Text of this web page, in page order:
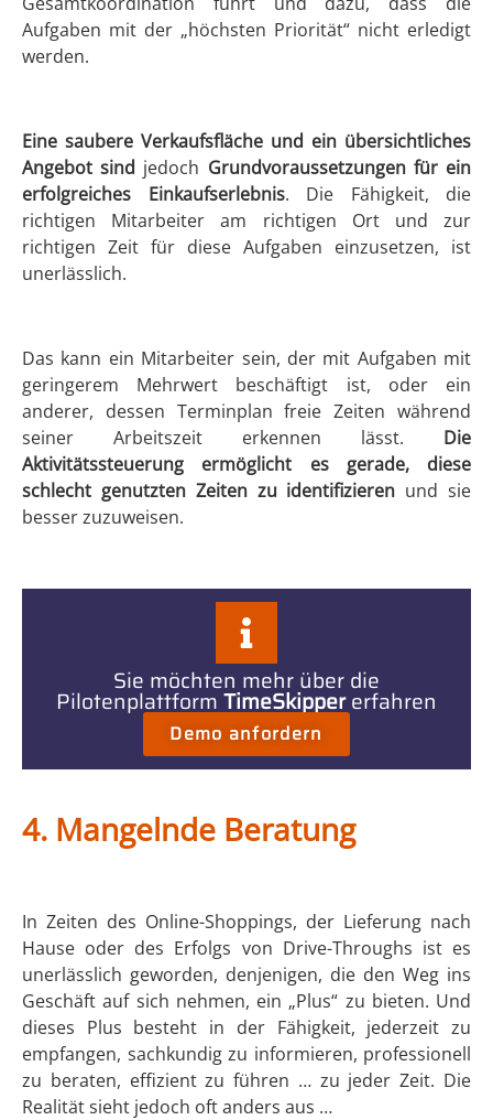
Aufgaben mit der „höchsten Priorität“ nicht erledigt
werden.
Eine saubere Verkaufsfläche und ein übersichtliches
Angebot sind jedoch Grundvoraussetzungen für ein
erfolgreiches Einkaufserlebnis. Die Fähigkeit, die
richtigen Mitarbeiter am richtigen Ort und zur
richtigen Zeit für diese Aufgaben einzusetzen, ist
unerlässlich.
Das kann ein Mitarbeiter sein, der mit Aufgaben mit
geringerem Mehrwert beschäftigt ist, oder ein
anderer, dessen Terminplan freie Zeiten während
seiner Arbeitszeit erkennen lässt. Die
Aktivitätssteuerung ermöglicht es gerade, diese
schlecht genutzten Zeiten zu identifizieren und sie
besser zuzuweisen.
Sie möchten mehr über die
Pilotenplattform TimeSkippererfahren
Demo anfordern
4. Mangelnde Beratung
In Zeiten des Online-Shoppings, der Lieferung nach
Hause oder des Erfolgs von Drive-Throughs ist es
unerlässlich geworden, denjenigen, die den Weg ins
Geschäft auf sich nehmen, ein „Plus“ zu bieten. Und
dieses Plus besteht in der Fähigkeit, jederzeit zu
empfangen, sachkundig zu informieren, professionell
zu beraten, effizient zu führen … zu jeder Zeit. Die
Realität sieht jedoch oft anders aus …